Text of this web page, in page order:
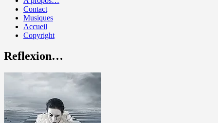
Contact
Musiques
Accueil
Copyright
Reflexion…